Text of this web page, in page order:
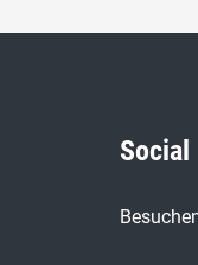
Social